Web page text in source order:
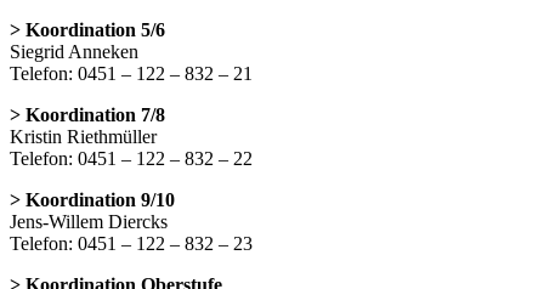
> Koordination 5/6
Siegrid Anneken
Telefon: 0451 – 122 – 832 – 21
> Koordination 7/8
Kristin Riethmüller
Telefon: 0451 – 122 – 832 – 22
> Koordination 9/10
Jens-Willem Diercks
Telefon: 0451 – 122 – 832 – 23
> Koordination Oberstufe